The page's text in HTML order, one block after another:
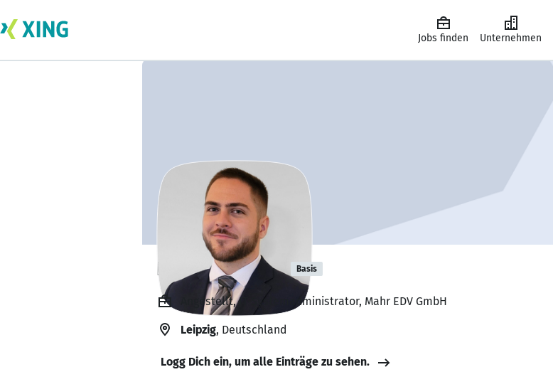
Jobs finden Unternehmen
Dominik Frank Basis
Angestellt, IT-Systemadministrator, Mahr EDV GmbH
Leipzig, Deutschland
Logg Dich ein, um alle Einträge zu sehen.